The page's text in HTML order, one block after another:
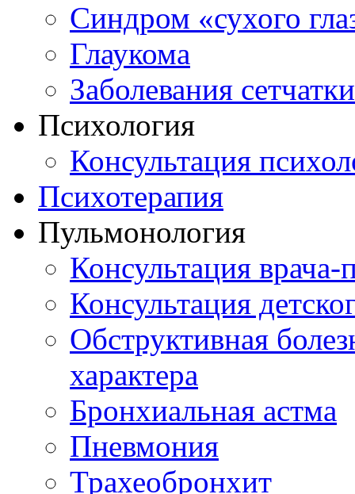
Синдром «сухого
Глаукома
Заболевания сетчатки
Психология
Консультация
Психотерапия
Пульмонология
Консультация врача-
Консультация
Обструктивная
характера
Бронхиальная астма
Пневмония
Трахеобронхит